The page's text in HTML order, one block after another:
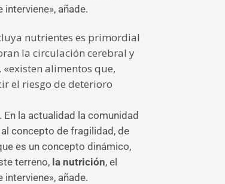
añade.
nutrientes es primordial
la circulación cerebral y
alimentos que,
el riesgo de deterioro
la actualidad la comunidad
concepto de fragilidad, de
es un concepto dinámico,
terreno, la nutrición, el
añade.